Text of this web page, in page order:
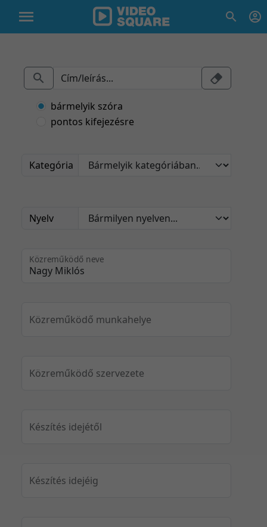
bármelyik szóra
pontos kifejezésre
Kategória
Nyelv
Közreműködő neve
Közreműködő munkahelye
Közreműködő szervezete
Készítés idejétől
Készítés idejéig